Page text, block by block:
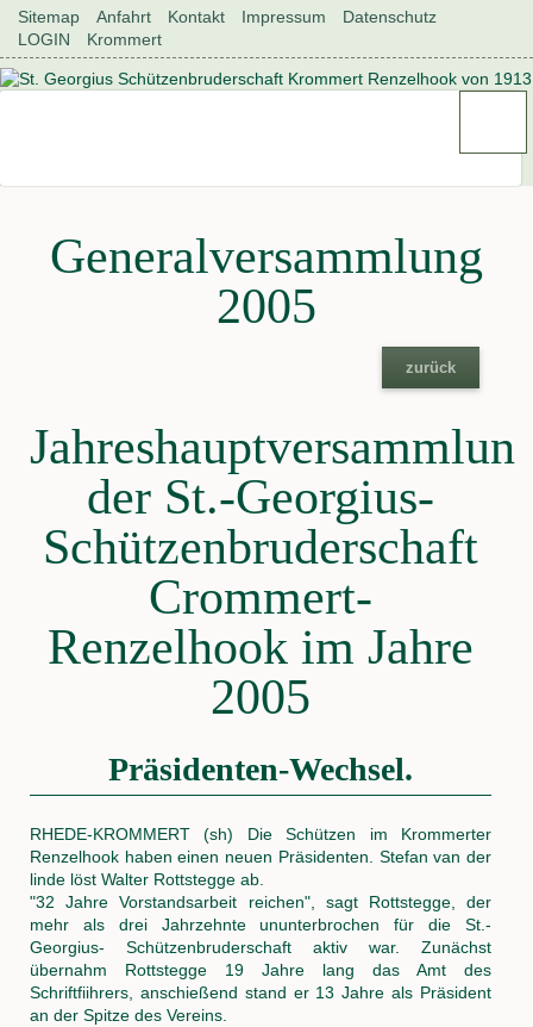
Navigation
überspringen
Sitemap Anfahrt Kontakt Impressum
Datenschutz
LOGIN
Krommert
Generalversammlung
2005
zurück
der St.-Georgius-
Schützenbruderschaft
Crommert-
Renzelhook im Jahre
2005
Präsidenten-Wechsel.
RHEDE-KROMMERT (sh) Die Schützen im Krommerter
Renzelhook haben einen neuen Präsidenten. Stefan van der
linde löst Walter Rottstegge ab.
"32 Jahre Vorstandsarbeit reichen", sagt Rottstegge, der
mehr als drei Jahrzehnte ununterbrochen für die St.-
Georgius- Schützenbruderschaft aktiv war. Zunächst
übernahm Rottstegge 19 Jahre lang das Amt des
Schriftfiihrers, anschießend stand er 13 Jahre als Präsident
an der Spitze des Vereins.